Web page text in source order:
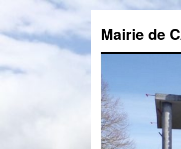
Mairie de